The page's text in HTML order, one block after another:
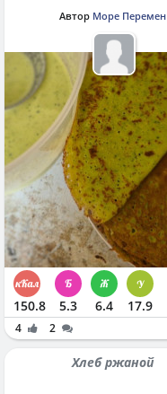
Автор Море Перемен
150.8 5.3 6.4 17.9
4 2
Хлеб ржаной